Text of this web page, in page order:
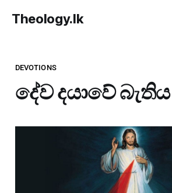
Theology.lk
DEVOTIONS
දේව දයාවේ බැතිය